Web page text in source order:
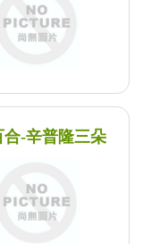
合-辛普隆三朵